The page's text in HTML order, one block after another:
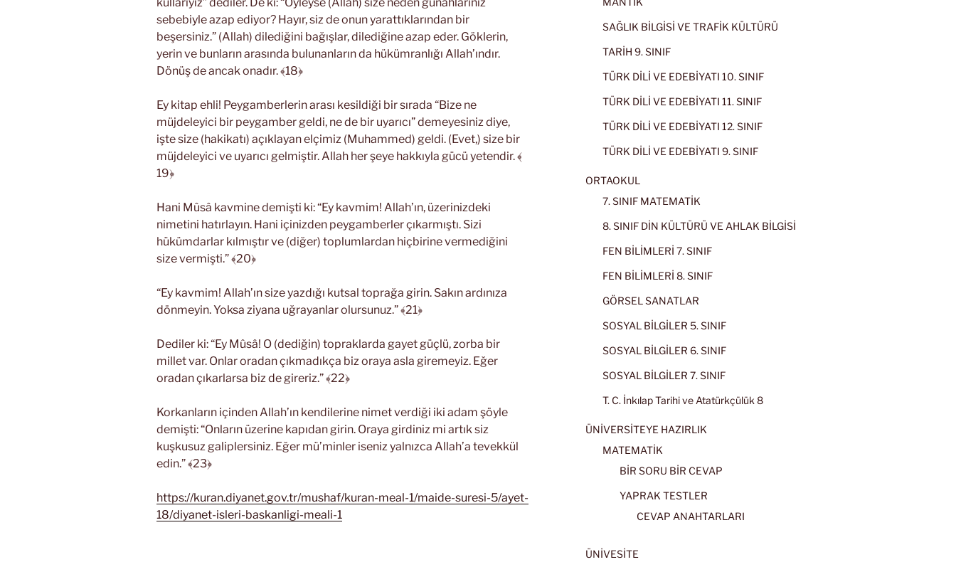
kullarıyız” dediler. De ki: “Öyleyse (Allah) size neden günahlarınız
sebebiyle azap ediyor? Hayır, siz de onun yarattıklarından bir
beşersiniz.” (Allah) dilediğini bağışlar, dilediğine azap eder. Göklerin,
yerin ve bunların arasında bulunanların da hükümranlığı Allah’ındır.
Dönüş de ancak onadır. ﴾18﴿
Ey kitap ehli! Peygamberlerin arası kesildiği bir sırada “Bize ne
müjdeleyici bir peygamber geldi, ne de bir uyarıcı” demeyesiniz diye,
işte size (hakikatı) açıklayan elçimiz (Muhammed) geldi. (Evet,) size bir
müjdeleyici ve uyarıcı gelmiştir. Allah her şeye hakkıyla gücü yetendir. ﴾
19﴿
Hani Mûsâ kavmine demişti ki: “Ey kavmim! Allah’ın, üzerinizdeki
nimetini hatırlayın. Hani içinizden peygamberler çıkarmıştı. Sizi
hükümdarlar kılmıştır ve (diğer) toplumlardan hiçbirine vermediğini
size vermişti.” ﴾20﴿
“Ey kavmim! Allah’ın size yazdığı kutsal toprağa girin. Sakın ardınıza
dönmeyin. Yoksa ziyana uğrayanlar olursunuz.” ﴾21﴿
Dediler ki: “Ey Mûsâ! O (dediğin) topraklarda gayet güçlü, zorba bir
millet var. Onlar oradan çıkmadıkça biz oraya asla giremeyiz. Eğer
oradan çıkarlarsa biz de gireriz.” ﴾22﴿
Korkanların içinden Allah’ın kendilerine nimet verdiği iki adam şöyle
demişti: “Onların üzerine kapıdan girin. Oraya girdiniz mi artık siz
kuşkusuz galiplersiniz. Eğer mü’minler iseniz yalnızca Allah’a tevekkül
edin.” ﴾23﴿
https://kuran.diyanet.gov.tr/mushaf/kuran-meal-1/maide-suresi-5/ayet-
18/diyanet-isleri-baskanligi-meali-1
SAĞLIK BİLGİSİ VE TRAFİK KÜLTÜRÜ
TARİH 9. SINIF
TÜRK DİLİ VE EDEBİYATI 10. SINIF
TÜRK DİLİ VE EDEBİYATI 11. SINIF
TÜRK DİLİ VE EDEBİYATI 12. SINIF
TÜRK DİLİ VE EDEBİYATI 9. SINIF
ORTAOKUL
7. SINIF MATEMATİK
8. SINIF DİN KÜLTÜRÜ VE AHLAK BİLGİSİ
FEN BİLİMLERİ 7. SINIF
FEN BİLİMLERİ 8. SINIF
GÖRSEL SANATLAR
SOSYAL BİLGİLER 5. SINIF
SOSYAL BİLGİLER 6. SINIF
SOSYAL BİLGİLER 7. SINIF
T. C. İnkılap Tarihi ve Atatürkçülük 8
ÜNİVERSİTEYE HAZIRLIK
MATEMATİK
BİR SORU BİR CEVAP
YAPRAK TESTLER
CEVAP ANAHTARLARI
ÜNİVESİTE